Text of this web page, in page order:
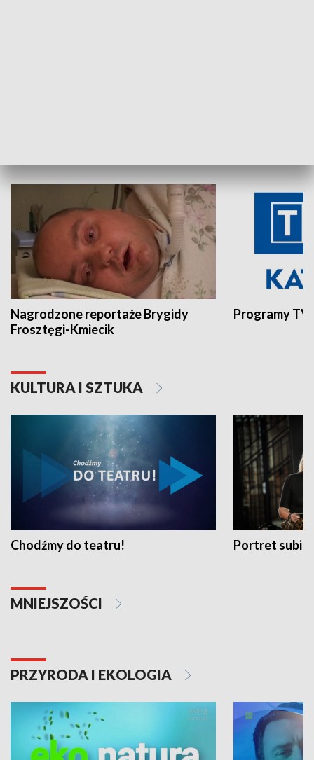
Nagrodzone reportaże Brygidy
Frosztęgi-Kmiecik
Programy
KULTURA I SZTUKA
Chodźmy do teatru! Portret
MNIEJSZOŚCI
PRZYRODA I EKOLOGIA